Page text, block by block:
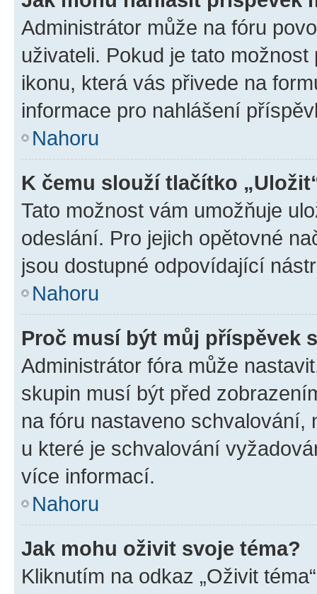
Administrátor může na fóru
uživateli. Pokud je tato
ikonu, která vás přivede na
informace pro nahlášení
Nahoru
K čemu slouží tlačítko
Tato možnost vám umožňuje
odeslání. Pro jejich opětovné
jsou dostupné odpovídající
Nahoru
Proč musí být můj příspěvek
Administrátor fóra může
skupin musí být před
na fóru nastaveno schvalování,
u které je schvalování
více informací.
Nahoru
Jak mohu oživit svoje téma?
Kliknutím na odkaz „Oživit